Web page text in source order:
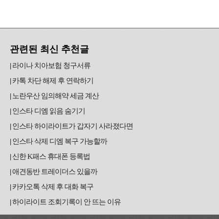
관련된 최신 추천글
라이나 치아보험 청구서류
카톡 차단 해제 후 연락하기
노란우산 임의해약 세금 계산
인스타 디엠 읽음 숨기기
인스타 하이라이트가 갑자기 사라졌다면
인스타 삭제 디엠 복구 가능할까
신한 K패스 휴대폰 등록법
애견동반 트레이더스 있을까
카카오톡 삭제 후 대화 복구
하이라이트 조회기록이 안 뜨는 이유